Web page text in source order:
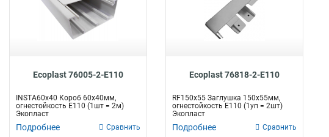
Ecoplast 76005-2-E110
INSTA60х40 Короб 60х40мм,
огнестойкость E110 (1шт = 2м)
Экопласт
Подробнее Сравнить
Ecoplast 76818-2-E110
RF150х55 Заглушка 150х55мм,
огнестойкость E110 (1уп = 2шт)
Экопласт
Подробнее Сравнить